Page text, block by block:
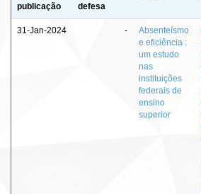
publicação
defesa
31-Jan-2024 -
Absenteísmo
e eficiência :
um estudo
nas
instituições
federais de
ensino
superior